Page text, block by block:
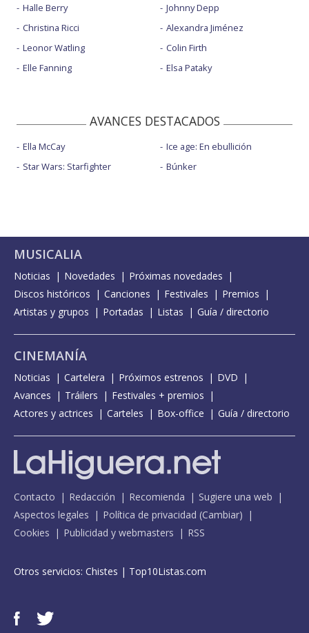
Halle Berry
Christina Ricci
Leonor Watling
Elle Fanning
Johnny Depp
Alexandra Jiménez
Colin Firth
Elsa Pataky
AVANCES DESTACADOS
Ella McCay
Star Wars: Starfighter
Ice age: En ebullición
Búnker
MUSICALIA
Noticias Novedades
Próximas novedades
Discos históricos
Canciones Festivales
Premios
Artistas y grupos
Portadas Listas Guía / directorio
CINEMANÍA
Noticias Cartelera Próximos estrenos
DVD
Avances
Tráilers
Festivales + premios
Actores y actrices
Carteles Box-office Guía / directorio
Contacto Redacción Recomienda
Sugiere una web
Aspectos legales
Política de privacidad (Cambiar)
Cookies
Publicidad y webmasters RSS
Otros servicios: Chistes | Top10Listas.com